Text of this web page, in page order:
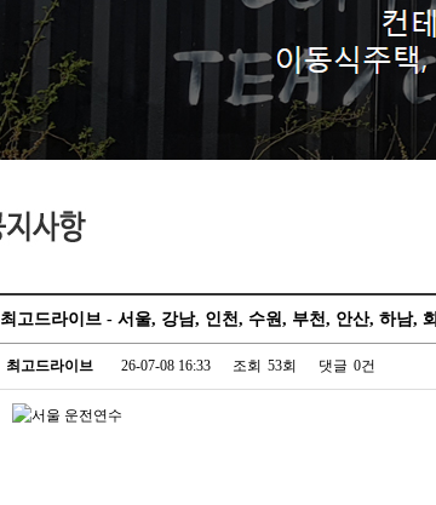
최고드라이브 - 서울, 강남, 인천, 수원, 부천, 안산, 하남,
최고드라이브 26-07-08 16:33 조회 53회 댓글 0건